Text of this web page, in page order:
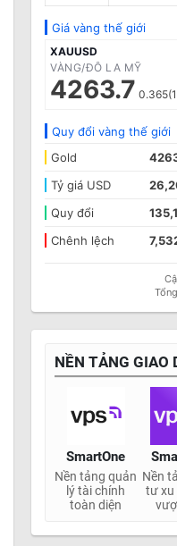
Giá vàng thế giới
XAUUSD
VÀNG/ĐÔ LA MỸ
4263.7
Quy đổi vàng thế giới
Gold
Tỷ giá USD
Quy đổi
Chênh lệch
NỀN TẢNG GIAO
SmartOne
Nền tảng quản
lý tài chính
toàn diện
Nền
tư xu